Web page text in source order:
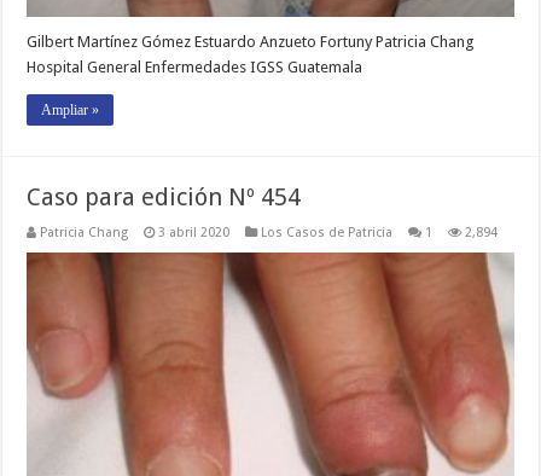
Gilbert Martínez Gómez Estuardo Anzueto Fortuny Patricia Chang
Hospital General Enfermedades IGSS Guatemala
Ampliar »
Caso para edición Nº 454
Patricia Chang 3 abril 2020 Los Casos de Patricia 1 2,894